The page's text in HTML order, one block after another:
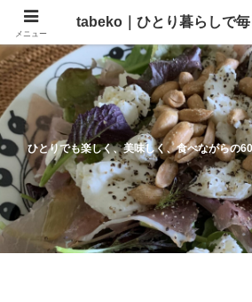
ひとりでも楽しく、美味しく、食べながらの
メニュー
tabeko｜ひとり暮らしで